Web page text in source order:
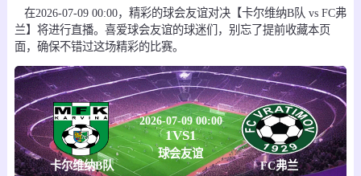
在2026-07-09 00:00，精彩的球会友谊对决【卡尔维纳B队 vs FC弗
兰】将进行直播。喜爱球会友谊的球迷们，别忘了提前收藏本页
面，确保不错过这场精彩的比赛。
卡尔维纳B队
2026-07-09 00:00
1VS1
球会友谊
FC弗兰